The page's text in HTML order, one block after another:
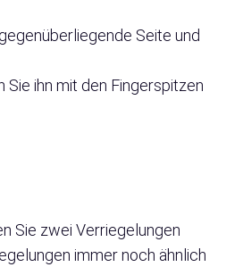
Seite und
Sie ihn mit den Fingerspitzen
Sie zwei Verriegelungen
immer noch ähnlich